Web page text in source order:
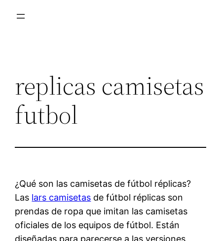
replicas camisetas
futbol
¿Qué son las camisetas de fútbol réplicas?
Las lars camisetas de fútbol réplicas son
prendas de ropa que imitan las camisetas
oficiales de los equipos de fútbol. Están
diseñadas para parecerse a las versiones